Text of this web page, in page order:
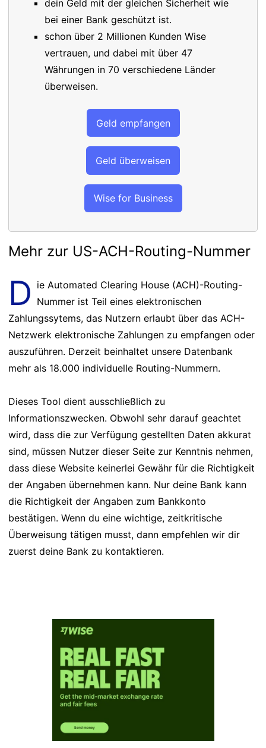
dein Geld mit der gleichen Sicherheit wie
bei einer Bank geschützt ist.
schon über 2 Millionen Kunden Wise
vertrauen, und dabei mit über 47
Währungen in 70 verschiedene Länder
überweisen.
Geld empfangen
Geld überweisen
Wise for Business
Mehr zur US-ACH-Routing-Nummer
D ie Automated Clearing House (ACH)-Routing-
Nummer ist Teil eines elektronischen
Zahlungssytems, das Nutzern erlaubt über das ACH-
Netzwerk elektronische Zahlungen zu empfangen oder
auszuführen. Derzeit beinhaltet unsere Datenbank
mehr als 18.000 individuelle Routing-Nummern.
Dieses Tool dient ausschließlich zu
Informationszwecken. Obwohl sehr darauf geachtet
wird, dass die zur Verfügung gestellten Daten akkurat
sind, müssen Nutzer dieser Seite zur Kenntnis nehmen,
dass diese Website keinerlei Gewähr für die Richtigkeit
der Angaben übernehmen kann. Nur deine Bank kann
die Richtigkeit der Angaben zum Bankkonto
bestätigen. Wenn du eine wichtige, zeitkritische
Überweisung tätigen musst, dann empfehlen wir dir
zuerst deine Bank zu kontaktieren.